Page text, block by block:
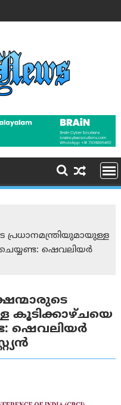
ഷെവലിയര്‍
കൂടിക്കാഴ്ചയെ
ഷെവലിയര്‍